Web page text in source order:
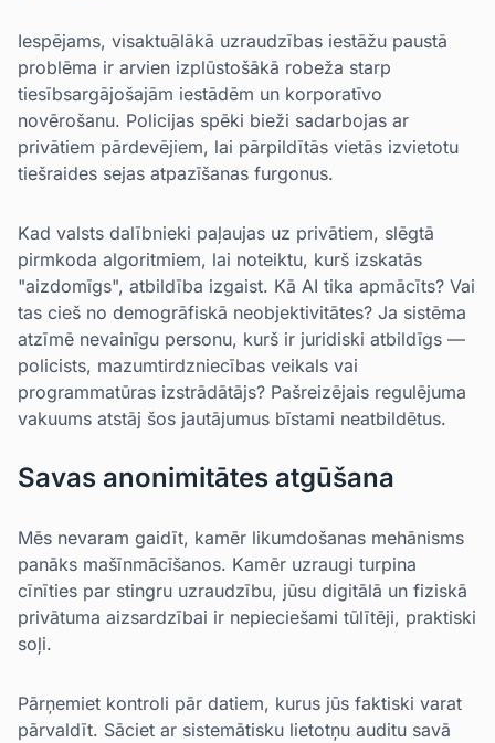
Iespējams, visaktuālākā uzraudzības iestāžu paustā
problēma ir arvien izplūstošākā robeža starp
tiesībsargājošajām iestādēm un korporatīvo
novērošanu. Policijas spēki bieži sadarbojas ar
privātiem pārdevējiem, lai pārpildītās vietās izvietotu
tiešraides sejas atpazīšanas furgonus.
Kad valsts dalībnieki paļaujas uz privātiem, slēgtā
pirmkoda algoritmiem, lai noteiktu, kurš izskatās
"aizdomīgs", atbildība izgaist. Kā AI tika apmācīts? Vai
tas cieš no demogrāfiskā neobjektivitātes? Ja sistēma
atzīmē nevainīgu personu, kurš ir juridiski atbildīgs —
policists, mazumtirdzniecības veikals vai
programmatūras izstrādātājs? Pašreizējais regulējuma
vakuums atstāj šos jautājumus bīstami neatbildētus.
Savas anonimitātes atgūšana
Mēs nevaram gaidīt, kamēr likumdošanas mehānisms
panāks mašīnmācīšanos. Kamēr uzraugi turpina
cīnīties par stingru uzraudzību, jūsu digitālā un fiziskā
privātuma aizsardzībai ir nepieciešami tūlītēji, praktiski
soļi.
Pārņemiet kontroli pār datiem, kurus jūs faktiski varat
pārvaldīt. Sāciet ar sistemātisku lietotņu auditu savā